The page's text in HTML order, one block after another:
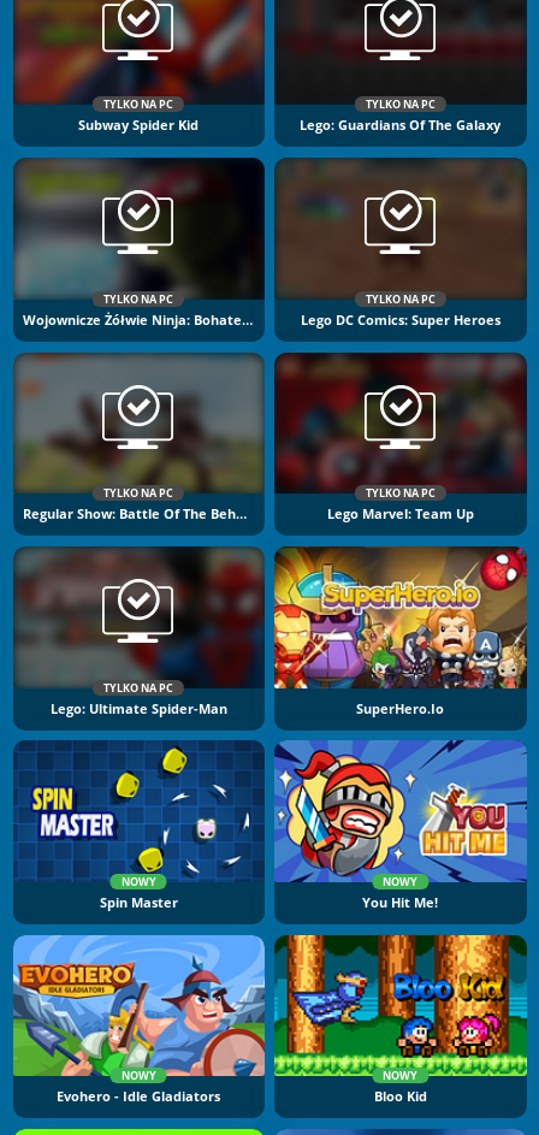
TYLKO NA PC
Subway Spider Kid
TYLKO NA PC
Lego: Guardians Of The Galaxy
TYLKO NA PC
Wojownicze Żółwie Ninja: Bohaterowie Cienia
TYLKO NA PC
Lego DC Comics: Super Heroes
TYLKO NA PC
Regular Show: Battle Of The Behemoths
TYLKO NA PC
Lego Marvel: Team Up
TYLKO NA PC
Lego: Ultimate Spider-Man SuperHero.io
NOWY
Spin Master
NOWY
You Hit Me!
NOWY
Evohero - Idle Gladiators
NOWY
Bloo Kid